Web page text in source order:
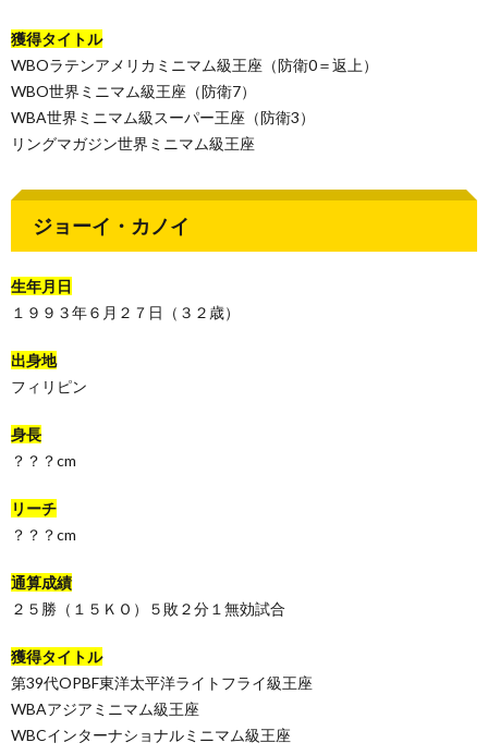
獲得タイトル
WBOラテンアメリカミニマム級王座（防衛0＝返上）
WBO世界ミニマム級王座（防衛7）
WBA世界ミニマム級スーパー王座（防衛3）
リングマガジン世界ミニマム級王座
ジョーイ・カノイ
生年月日
１９９３年６月２７日（３２歳）
出身地
フィリピン
身長
？？？cm
リーチ
？？？cm
通算成績
２５勝（１５ＫＯ）５敗２分１無効試合
獲得タイトル
第39代OPBF東洋太平洋ライトフライ級王座
WBAアジアミニマム級王座
WBCインターナショナルミニマム級王座